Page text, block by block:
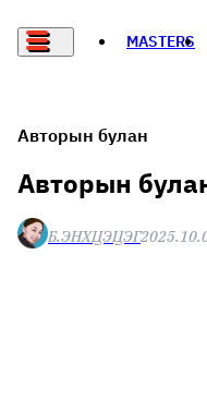
MASTERS
Авторын булан
Авторын
Б.ЭНХЦЭЦЭГ